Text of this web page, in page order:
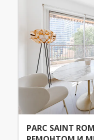
PARC SAINT